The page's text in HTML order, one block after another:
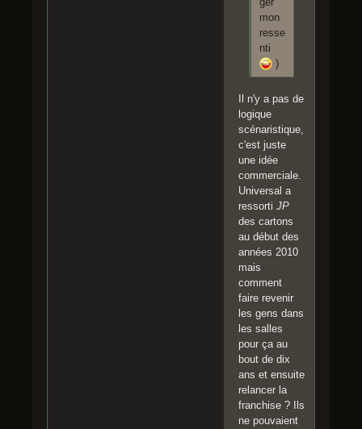
mon
resse
nti
)
Il n'y a pas de
logique
scénaristique,
c'est juste
une idée
commerciale.
Universal a
ressorti JP
des cartons
au début des
années 2010
mais
comment
faire revenir
les gens dans
les salles
pour ça au
bout de dix
ans et ensuite
relancer la
franchise ? Ils
ne pouvaient